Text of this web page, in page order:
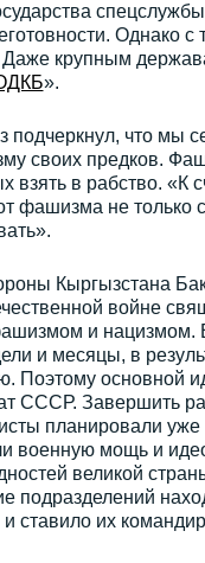
Однако с
крупным
».
подчеркнул, что мы
своих предков.
взять в рабство. «К
фашизма не только
Кыргызстана
войне
и
и месяцы, в
Поэтому основной
СССР. Завершить
планировали
военную мощь и
великой
подразделений
ставило их